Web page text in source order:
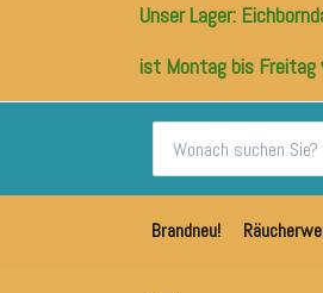
Unser Lager:
ist Montag bis
Brandneu!